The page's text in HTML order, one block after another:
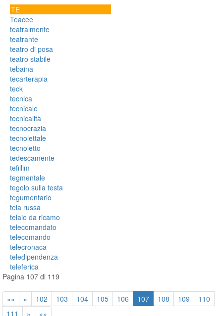
TE
Teacee
teatralmente
teatrante
teatro di posa
teatro stabile
tebaina
tecarterapia
teck
tecnica
tecnicale
tecnicalità
tecnocrazia
tecnolettale
tecnoletto
tedescamente
tefillim
tegmentale
tegolo sulla testa
tegumentario
tela russa
telaio da ricamo
telecomandato
telecomando
telecronaca
teledipendenza
teleferica
Pagina 107 di 119
«« « 102 103 104 105 106 107 108 109
110
111
» »»